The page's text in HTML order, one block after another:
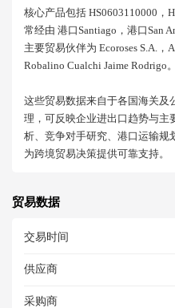
核心产品包括 HS0603110000，
常经由 港口santiago，港口san
主要贸易伙伴为 Ecoroses S.a.，
Robalino Cualchi Jaime Rodrigo。
这些贸易数据来自于各国海关及
理，可反映企业进出口趋势与主
析、竞争对手研究、港口运输规
为跨境贸易决策提供可靠支持。
贸易数据
交易时间
供应商
采购商